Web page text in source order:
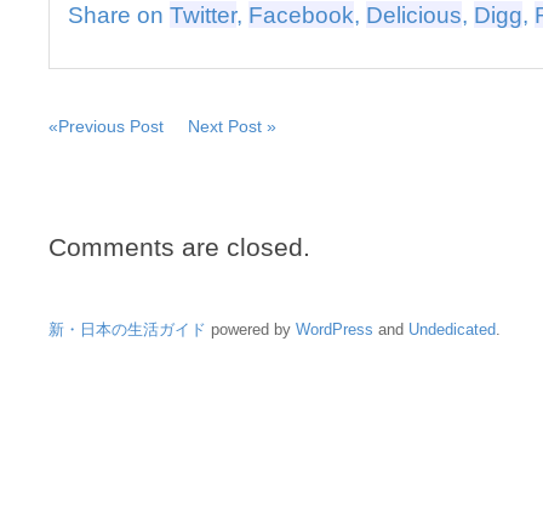
Share on Twitter, Facebook, Delicious, Digg,
«Previous Post Next Post »
Comments are closed.
新・日本の生活ガイド powered by WordPress and Undedicated.